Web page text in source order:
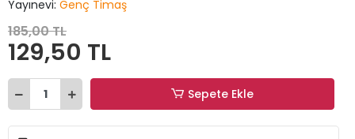
Yayınevi: Genç Timaş
185,00 TL
129,50 TL
Sepete Ekle